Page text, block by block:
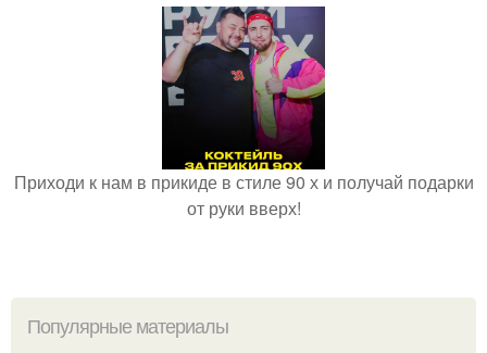
Приходи к нам в прикиде в стиле 90 х и получай подарки
от руки вверх!
Популярные материалы